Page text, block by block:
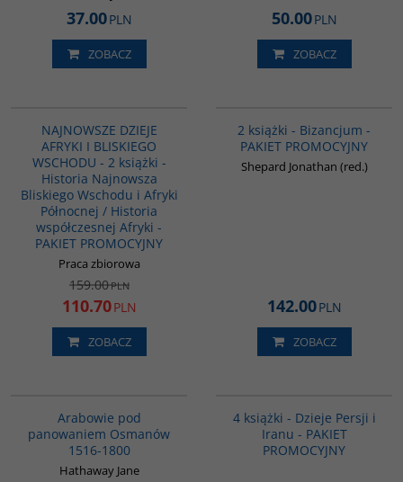
37.00PLN
ZOBACZ
50.00PLN
ZOBACZ
NAJNOWSZE DZIEJE
AFRYKI I BLISKIEGO
WSCHODU - 2 książki -
Historia Najnowsza
Bliskiego Wschodu i Afryki
Północnej / Historia
współczesnej Afryki -
PAKIET PROMOCYJNY
Praca zbiorowa
159.00PLN
110.70PLN
ZOBACZ
2 książki - Bizancjum -
PAKIET PROMOCYJNY
Shepard Jonathan (red.)
142.00PLN
ZOBACZ
Arabowie pod
panowaniem Osmanów
1516-1800
Hathaway Jane
4 książki - Dzieje Persji i
Iranu - PAKIET
PROMOCYJNY